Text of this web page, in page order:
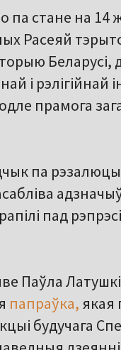
стане на 14
Расеяй
Беларусі,
і рэлігійнай
прамога
па
пад
Паўла
папраўка, якая
будучага